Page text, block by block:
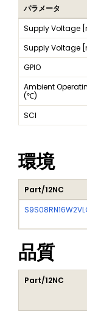
パラメータ
Supply Voltage
Supply Voltage
GPIO
Ambient
(℃)
SCI
環境
Part/12NC
品質
Part/12NC